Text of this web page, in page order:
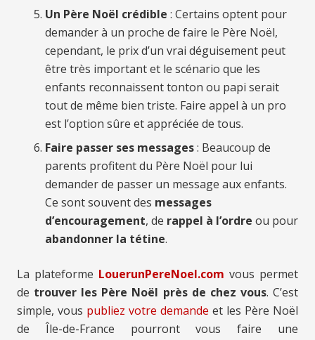
Un Père Noël crédible : Certains optent pour
demander à un proche de faire le Père Noël,
cependant, le prix d’un vrai déguisement peut
être très important et le scénario que les
enfants reconnaissent tonton ou papi serait
tout de même bien triste. Faire appel à un pro
est l’option sûre et appréciée de tous.
Faire passer ses messages: Beaucoup de
parents profitent du Père Noël pour lui
demander de passer un message aux enfants.
Ce sont souvent des messages
d’encouragement, de rappel à l’ordre ou pour
abandonner la tétine.
La plateforme LouerunPereNoel.com vous permet
de trouver les Père Noël près de chez vous. C’est
simple, vous publiez votre demande et les Père Noël
de Île-de-France pourront vous faire une